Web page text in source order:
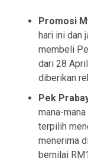
Promosi
hari ini dan
membeli
dari 28
diberikan
Pek
mana-
terpilih
menerima
bernilai